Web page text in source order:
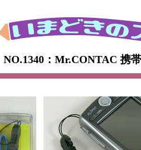
NO.1340：Mr.CONTAC 携